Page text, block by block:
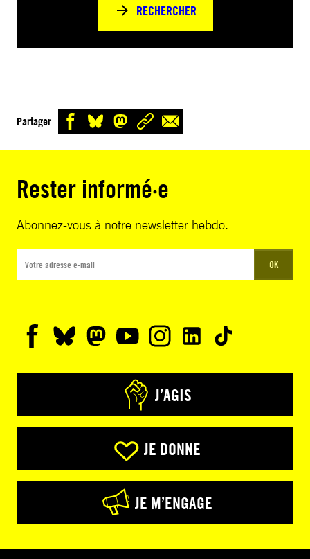
RECHERCHER
Partager
Rester informé·e
Abonnez-vous à notre newsletter hebdo.
OK
J’AGIS
JE DONNE
JE M’ENGAGE